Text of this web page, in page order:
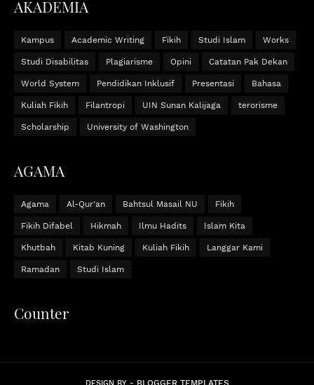
AKADEMIA
Kampus Academic Writing Fikih Studi Islam Works
Studi Disabilitas Plagiarisme Opini Catatan Pak Dekan
World System Pendidikan Inklusif Presentasi Bahasa
Kuliah Fikih Filantropi UIN Sunan Kalijaga terorisme
Scholarship University of Washington
AGAMA
Agama Al-Qur'an Bahtsul Masail NU Fikih
Fikih Difabel Hikmah Ilmu Hadits Islam Kita
Khutbah Kitab Kuning Kuliah Fikih Langgar Kami
Ramadan Studi Islam
Counter